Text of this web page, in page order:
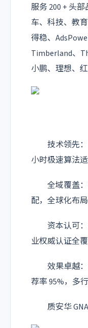
服务 200 + 头
车、科技、教
得稳、
Timberland、
小鹏、理想、
技术领先：
小时极速算法
全域覆盖：
配，全球化布局
资本认可：
业权威认证全覆
效果卓越：
荐率 95%，多
质安华 GNA